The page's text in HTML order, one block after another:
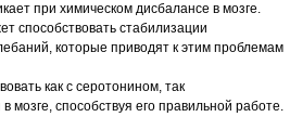
при химическом дисбалансе в мозге.
способствовать стабилизации
которые приводят к этим проблемам
как с серотонином, так
мозге, способствуя его правильной работе.